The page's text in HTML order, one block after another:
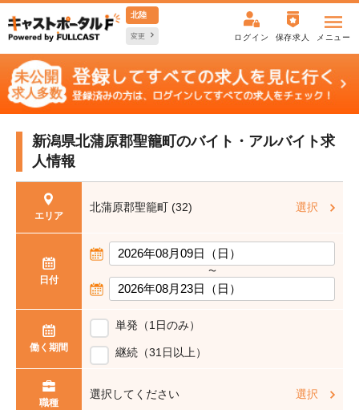
北陸
変更 ログイン 保存求人 メニュー
新潟県北蒲原郡聖籠町のバイト・アルバイト求
人情報
エリア
北蒲原郡聖籠町 (32) 選択
日付
〜
働く期間
単発（1日のみ）
継続（31日以上）
職種
選択してください 選択